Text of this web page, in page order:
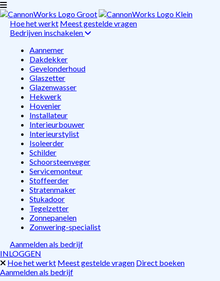
Hoe het werkt Meest gestelde vragen
Bedrijven inschakelen
Aannemer
Dakdekker
Gevelonderhoud
Glaszetter
Glazenwasser
Hekwerk
Hovenier
Installateur
Interieurbouwer
Interieurstylist
Isoleerder
Schilder
Schoorsteenveger
Servicemonteur
Stoffeerder
Stratenmaker
Stukadoor
Tegelzetter
Zonnepanelen
Zonwering-specialist
Aanmelden als bedrijf
INLOGGEN
Hoe het werkt Meest gestelde vragen Direct boeken
Aanmelden als bedrijf